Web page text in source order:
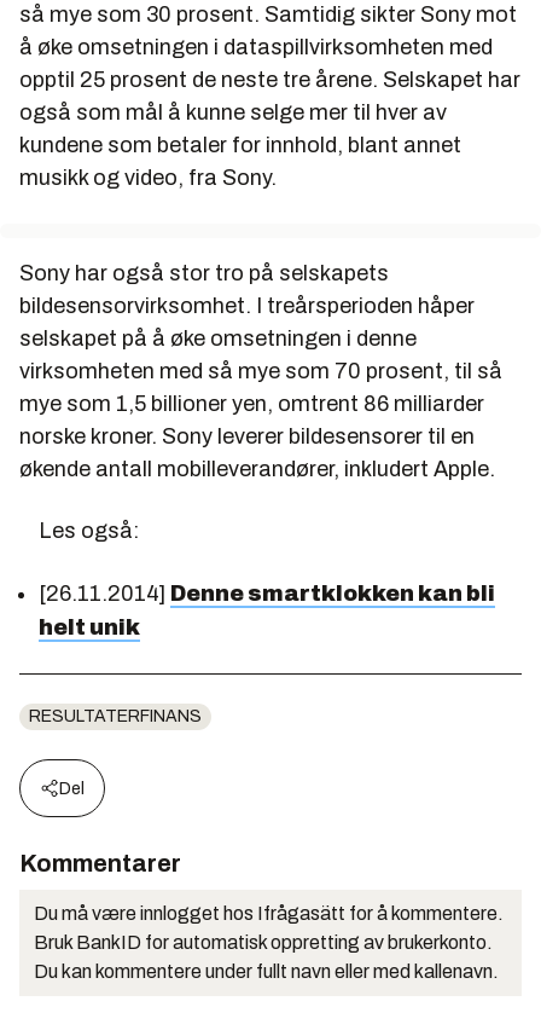
så mye som 30 prosent. Samtidig sikter Sony mot
å øke omsetningen i dataspillvirksomheten med
opptil 25 prosent de neste tre årene. Selskapet har
også som mål å kunne selge mer til hver av
kundene som betaler for innhold, blant annet
musikk og video, fra Sony.
Sony har også stor tro på selskapets
bildesensorvirksomhet. I treårsperioden håper
selskapet på å øke omsetningen i denne
virksomheten med så mye som 70 prosent, til så
mye som 1,5 billioner yen, omtrent 86 milliarder
norske kroner. Sony leverer bildesensorer til en
økende antall mobilleverandører, inkludert Apple.
Les også:
[26.11.2014] Denne smartklokken kan bli
helt unik
RESULTATERFINANS
Del
Kommentarer
Du må være innlogget hos Ifrågasätt for å kommentere.
Bruk BankID for automatisk oppretting av brukerkonto.
Du kan kommentere under fullt navn eller med kallenavn.